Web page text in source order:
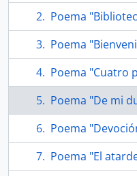
Poema "Biblioteca"
Poema "Bienvenida"
Poema "Cuatro poemas para
Poema "De mi duro
Poema "Devoción de Roberto
Poema "El atardecer"